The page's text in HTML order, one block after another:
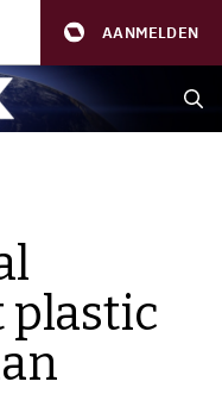
AANMELDEN
plastic